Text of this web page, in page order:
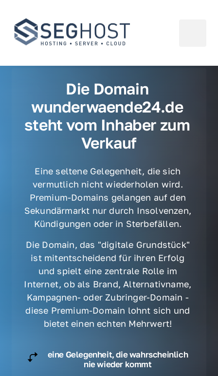
Die Domain
wunderwaende24.de
steht vom Inhaber zum
Verkauf
Eine seltene Gelegenheit, die sich
vermutlich nicht wiederholen wird.
Premium-Domains gelangen auf den
Sekundärmarkt nur durch Insolvenzen,
Kündigungen oder in Sterbefällen.
Die Domain, das "digitale Grundstück"
ist mitentscheidend für ihren Erfolg
und spielt eine zentrale Rolle im
Internet, ob als Brand, Alternativname,
Kampagnen- oder Zubringer-Domain -
diese Premium-Domain lohnt sich und
bietet einen echten Mehrwert!
eine Gelegenheit, die wahrscheinlich
nie wieder kommt